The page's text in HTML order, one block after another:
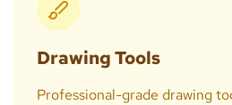
Drawing Tools
Professional-grade drawing